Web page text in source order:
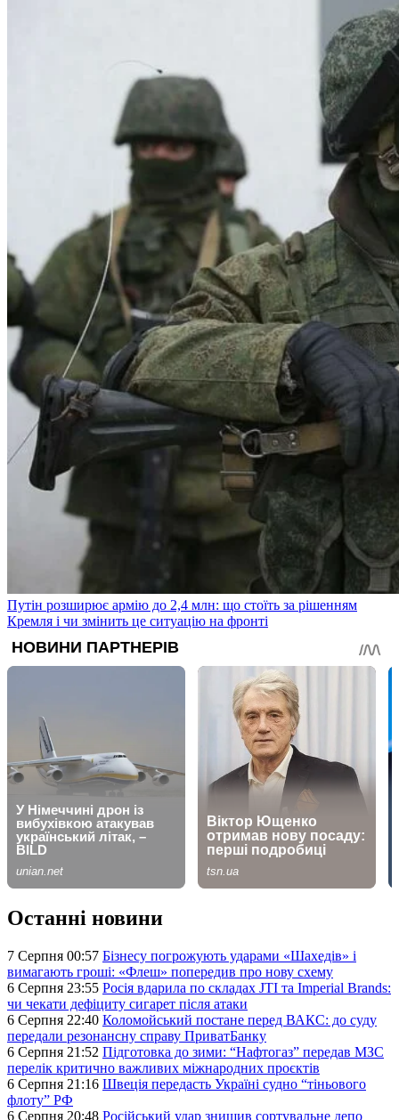
Путін розширює армію до 2,4 млн: що стоїть за рішенням
Кремля і чи змінить це ситуацію на фронті
Останні новини
7 Серпня 00:57 Бізнесу погрожують ударами «Шахедів» і
вимагають гроші: «Флеш» попередив про нову схему
6 Серпня 23:55 Росія вдарила по складах JTI та Imperial Brands:
чи чекати дефіциту сигарет після атаки
6 Серпня 22:40 Коломойський постане перед ВАКС: до суду
передали резонансну справу ПриватБанку
6 Серпня 21:52 Підготовка до зими: “Нафтогаз” передав МЗС
перелік критично важливих міжнародних проєктів
6 Серпня 21:16 Швеція передасть Україні судно “тіньового
флоту” РФ
6 Серпня 20:48 Російський удар знищив сортувальне депо